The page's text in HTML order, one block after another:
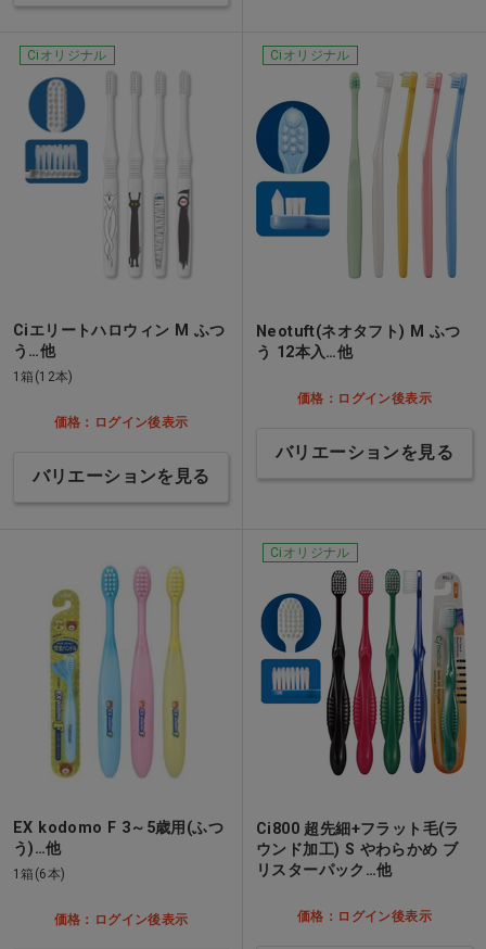
Ciオリジナル
Ciエリートハロウィン M ふつ
う…他
1箱(12本)
価格：ログイン後表示
バリエーションを見る
Ciオリジナル
Neotuft(ネオタフト) M ふつ
う 12本入…他
価格：ログイン後表示
バリエーションを見る
EX kodomo F 3～5歳用(ふつ
う)…他
1箱(6本)
価格：ログイン後表示
Ciオリジナル
Ci800 超先細+フラット毛(ラ
ウンド加工) S やわらかめ ブ
リスターパック…他
価格：ログイン後表示